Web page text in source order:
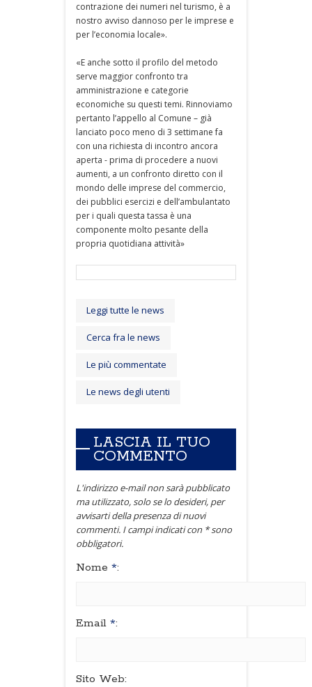
contrazione dei numeri nel turismo, è a
nostro avviso dannoso per le imprese e
per l’economia locale».
«E anche sotto il profilo del metodo
serve maggior confronto tra
amministrazione e categorie
economiche su questi temi. Rinnoviamo
pertanto l’appello al Comune – già
lanciato poco meno di 3 settimane fa
con una richiesta di incontro ancora
aperta - prima di procedere a nuovi
aumenti, a un confronto diretto con il
mondo delle imprese del commercio,
dei pubblici esercizi e dell’ambulantato
per i quali questa tassa è una
componente molto pesante della
propria quotidiana attività»
Leggi tutte le news
Cerca fra le news
Le più commentate
Le news degli utenti
LASCIA IL TUO
COMMENTO
L'indirizzo e-mail non sarà pubblicato
ma utilizzato, solo se lo desideri, per
avvisarti della presenza di nuovi
commenti. I campi indicati con * sono
obbligatori.
Nome *:
Email *:
Sito Web: